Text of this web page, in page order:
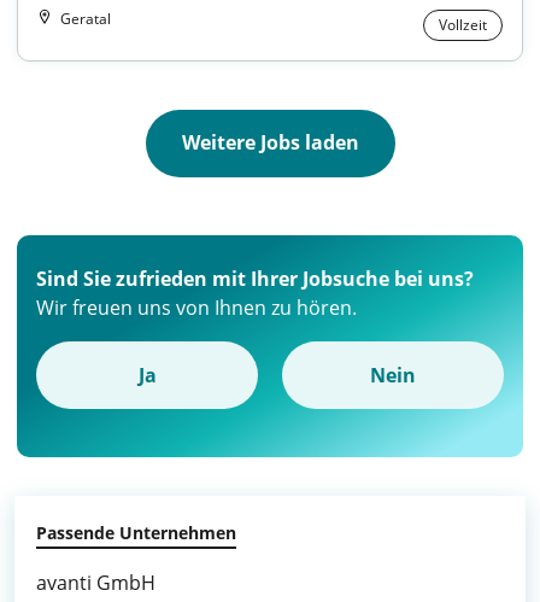
Geratal Vollzeit
Weitere Jobs laden
Sind Sie zufrieden mit Ihrer Jobsuche bei uns?
Wir freuen uns von Ihnen zu hören.
Ja Nein
Passende Unternehmen
avanti GmbH